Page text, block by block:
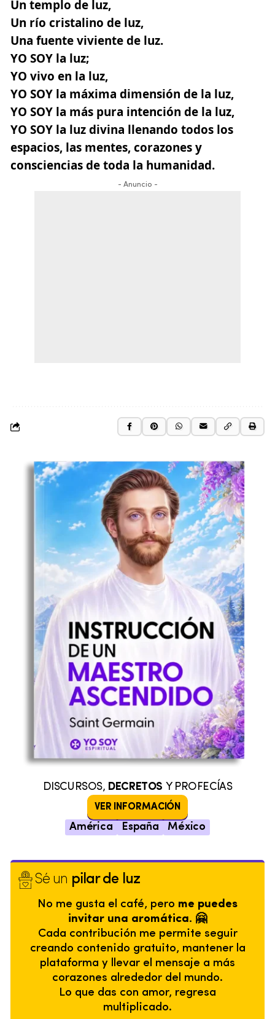
Un templo de luz,
Un río cristalino de luz,
Una fuente viviente de luz.
YO SOY la luz;
YO vivo en la luz,
YO SOY la máxima dimensión de la luz,
YO SOY la más pura intención de la luz,
YO SOY la luz divina llenando todos los
espacios, las mentes, corazones y
consciencias de toda la humanidad.
- Anuncio -
DISCURSOS, DECRETOS Y PROFECÍAS
VER INFORMACIÓN
América España México
Sé un pilar de luz
No me gusta el café, pero me puedes
invitar una aromática. 🤗
Cada contribución me permite seguir
creando contenido gratuito, mantener la
plataforma y llevar el mensaje a más
corazones alrededor del mundo.
Lo que das con amor, regresa
multiplicado.